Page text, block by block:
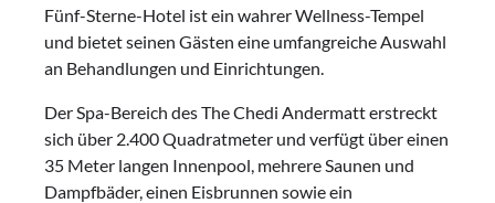
Fünf-Sterne-Hotel ist ein wahrer Wellness-Tempel
und bietet seinen Gästen eine umfangreiche Auswahl
an Behandlungen und Einrichtungen.
Der Spa-Bereich des The Chedi Andermatt erstreckt
sich über 2.400 Quadratmeter und verfügt über einen
35 Meter langen Innenpool, mehrere Saunen und
Dampfbäder, einen Eisbrunnen sowie ein